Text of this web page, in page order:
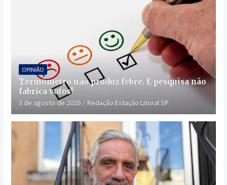
OPINIÃO
Termômetro não produz febre. E pesquisa não
fabrica votos!
3 de agosto de 2026 Redação Estação Litoral SP